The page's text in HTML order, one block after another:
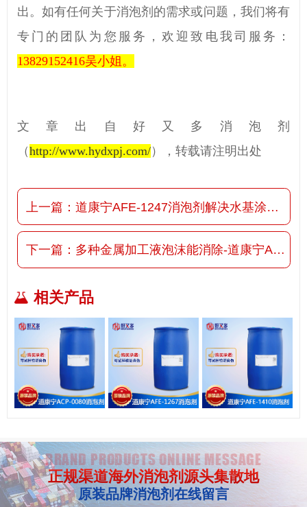
出。如有任何关于消泡剂的需求或问题，我们将有
专门的团队为您服务，欢迎致电我司服务：
13829152416吴小姐。
文章出自好又多消泡剂
（http://www.hydxpj.com/） ，转载请注明出处
上一篇： 道康宁AFE-1247消泡剂解决水基涂料泡沫问题
下一篇： 多种金属加工液泡沫能消除-道康宁AFE-1247消泡剂
相关产品
BRAND PRODUCTS ONLINE MESSAGE
正规渠道海外消泡剂源头集散地
原装品牌消泡剂在线留言